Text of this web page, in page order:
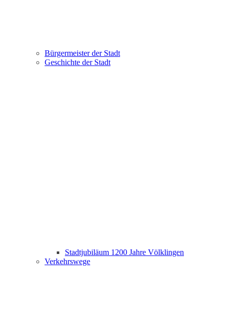
Bürgermeister der Stadt
Geschichte der Stadt
Stadtjubiläum 1200 Jahre Völklingen
Verkehrswege